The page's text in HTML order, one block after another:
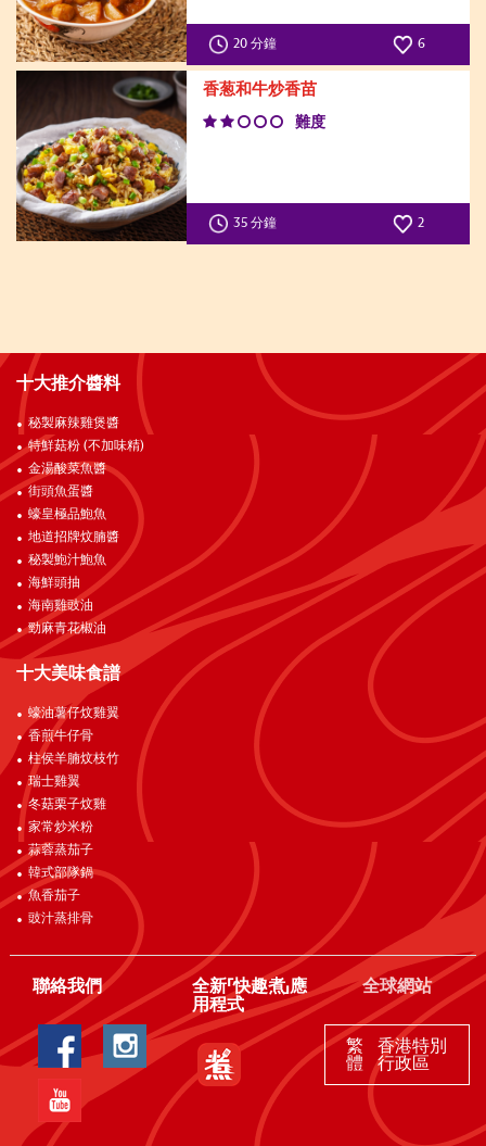
20 分鐘 6
香葱和牛炒香苗
難度
35 分鐘 2
十大推介醬料
秘製麻辣雞煲醬
特鮮菇粉 (不加味精)
金湯酸菜魚醬
街頭魚蛋醬
蠔皇極品鮑魚
地道招牌炆腩醬
秘製鮑汁鮑魚
海鮮頭抽
海南雞豉油
勁麻青花椒油
十大美味食譜
蠔油薯仔炆雞翼
香煎牛仔骨
柱侯羊腩炆枝竹
瑞士雞翼
冬菇栗子炆雞
家常炒米粉
蒜蓉蒸茄子
韓式部隊鍋
魚香茄子
豉汁蒸排骨
聯絡我們
全新「快趣煮」應
用程式
全球網站
繁
體
香港特別
行政區